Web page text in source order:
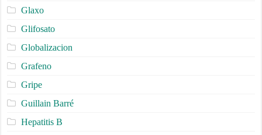
Glaxo
Glifosato
Globalizacion
Grafeno
Gripe
Guillain Barré
Hepatitis B